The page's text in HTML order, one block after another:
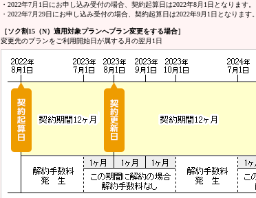
・2022年7月1日にお申し込み受付の場合、契約起算日は2022年8月1日となります。
・2022年7月29日にお申し込み受付の場合、契約起算日は2022年9月1日となります。
［ソク割15（N）適用対象プランへプラン変更をする場合］
変更先のプランをご利用開始日が属する月の翌月1日